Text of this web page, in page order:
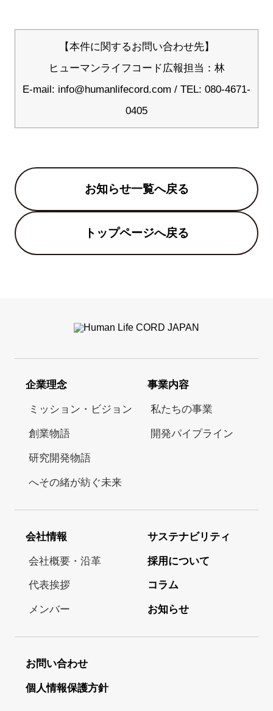
【本件に関するお問い合わせ先】
ヒューマンライフコード広報担当：林
E-mail: info@humanlifecord.com / TEL: 080-4671-
0405
お知らせ一覧へ戻る
トップページへ戻る
企業理念
ミッション・ビジョン
創業物語
研究開発物語
へその緒が紡ぐ未来
事業内容
私たちの事業
開発パイプライン
会社情報
会社概要・沿革
代表挨拶
メンバー
サステナビリティ
採用について
コラム
お知らせ
お問い合わせ
個人情報保護方針